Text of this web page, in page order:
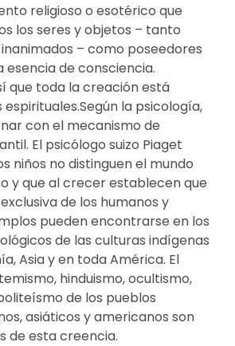
religioso o esotérico que
los seres y objetos – tanto
– como poseedores
esencia de consciencia.
que toda la creación está
la psicología,
con el mecanismo de
El psicólogo suizo Piaget
niños no distinguen el mundo
y que al crecer establecen que
de los humanos y
pueden encontrarse en los
de las culturas indígenas
Asia y en toda América. El
hinduismo, ocultismo,
de los pueblos
asiáticos y americanos son
de esta creencia.